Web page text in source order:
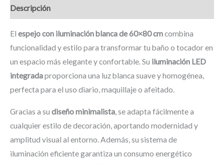
Descripción
El espejo con iluminación blanca de 60×80 cmcombina
funcionalidad y estilo para transformar tu baño o tocador en
un espacio más elegante y confortable. Su iluminación LED
integradaproporciona una luz blanca suave y homogénea,
perfecta para el uso diario, maquillaje o afeitado.
Gracias a su diseño minimalista, se adapta fácilmente a
cualquier estilo de decoración, aportando modernidad y
amplitud visual al entorno. Además, su sistema de
iluminación eficiente garantiza un consumo energético